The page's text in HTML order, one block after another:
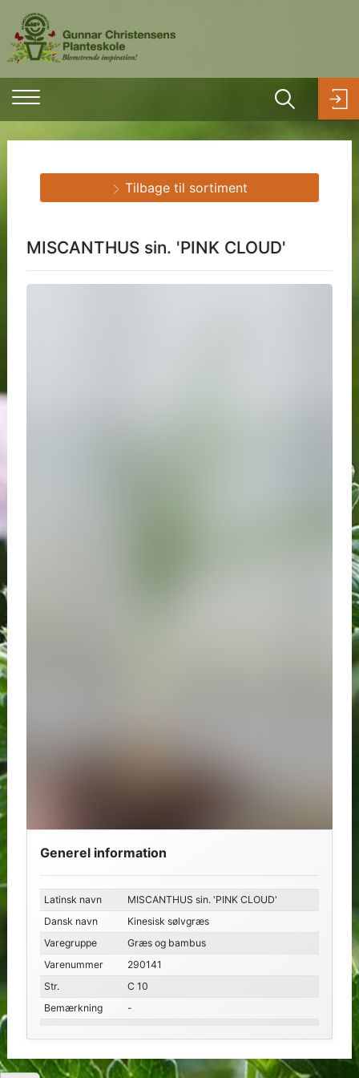
MISCANTHUS sin. 'PINK CLOUD'
Generel information
Latinsk navn
MISCANTHUS sin. 'PINK CLOUD'
Dansk navn
Kinesisk sølvgræs
Varegruppe
Græs og bambus
Varenummer
290141
Str.
C 10
Bemærkning
-
Tilbage til sortiment